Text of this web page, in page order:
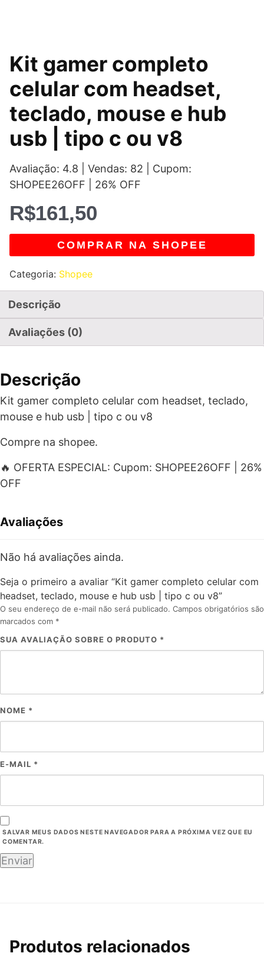
Kit gamer completo
celular com headset,
teclado, mouse e hub
usb | tipo c ou v8
Avaliação: 4.8 | Vendas: 82 | Cupom:
SHOPEE26OFF | 26% OFF
R$161,50
COMPRAR NA SHOPEE
Categoria: Shopee
Descrição
Avaliações (0)
Descrição
Kit gamer completo celular com headset, teclado,
mouse e hub usb | tipo c ou v8
Compre na shopee.
🔥 OFERTA ESPECIAL: Cupom: SHOPEE26OFF | 26%
OFF
Avaliações
Não há avaliações ainda.
Seja o primeiro a avaliar “Kit gamer completo celular com
headset, teclado, mouse e hub usb | tipo c ou v8”
O seu endereço de e-mail não será publicado. Campos obrigatórios são
marcados com *
SUA AVALIAÇÃO SOBRE O PRODUTO *
NOME *
E-MAIL *
SALVAR MEUS DADOS NESTE NAVEGADOR PARA A PRÓXIMA VEZ QUE EU
COMENTAR.
Produtos relacionados